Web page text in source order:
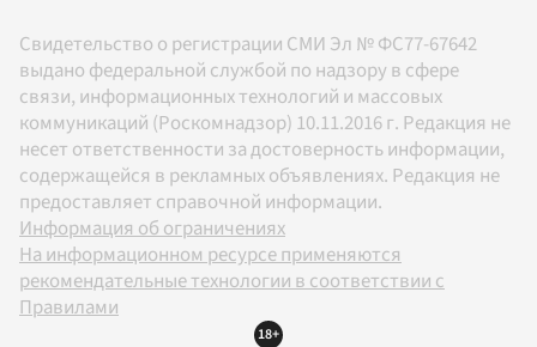
Свидетельство о регистрации СМИ Эл № ФС77-67642
выдано федеральной службой по надзору в сфере
связи, информационных технологий и массовых
коммуникаций (Роскомнадзор) 10.11.2016 г. Редакция не
несет ответственности за достоверность информации,
содержащейся в рекламных объявлениях. Редакция не
предоставляет справочной информации.
Информация об ограничениях
На информационном ресурсе применяются
рекомендательные технологии в соответствии с
Правилами
18+